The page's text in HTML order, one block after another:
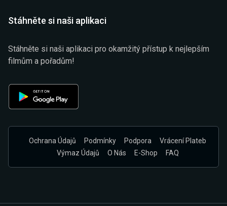
Stáhněte si naši aplikaci
Stáhněte si naši aplikaci pro okamžitý přístup k nejlepším
filmům a pořadům!
Ochrana Údajů Podmínky Podpora
Vrácení Plateb
Výmaz Údajů
O Nás E-Shop FAQ